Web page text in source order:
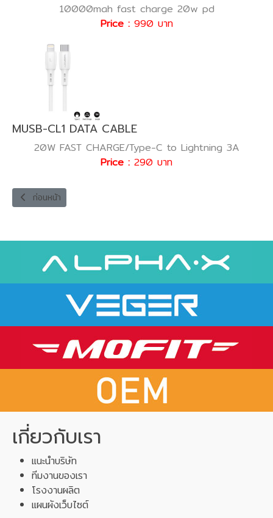
10000mah fast charge 20w pd
Price : 990 บาท
MUSB-CL1 DATA CABLE
20W FAST CHARGE/Type-C to Lightning 3A
Price : 290 บาท
เนื้อหาก่อนหน้า: M2USB-12W-1T TRAVEL CHARGER SET
ก่อนหน้า
เกี่ยวกับเรา
แนะนำบริษัท
ทีมงานของเรา
โรงงานผลิต
แผนผังเว็บไซต์